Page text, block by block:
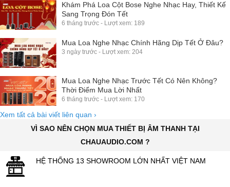
Khám Phá Loa Cột Bose Nghe Nhạc Hay, Thiết Kế
Sang Trọng Đón Tết
6 tháng trước - Lượt xem: 189
Mua Loa Nghe Nhạc Chính Hãng Dịp Tết Ở Đâu?
3 ngày trước - Lượt xem: 204
Mua Loa Nghe Nhạc Trước Tết Có Nên Không?
Thời Điểm Mua Lời Nhất
6 tháng trước - Lượt xem: 170
Xem tất cả bài viết liên quan ›
VÌ SAO NÊN CHỌN MUA THIẾT BỊ ÂM THANH TẠI
CHAUAUDIO.COM ?
HỆ THỐNG 13 SHOWROOM LỚN NHẤT VIỆT NAM